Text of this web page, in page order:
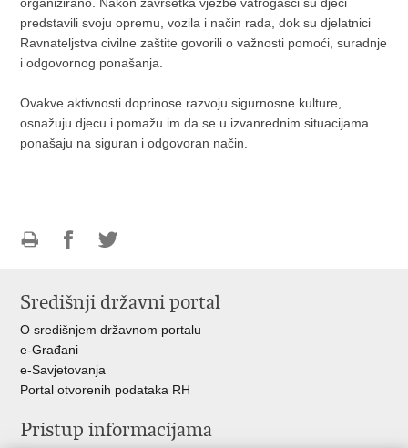
predstavili svoju opremu, vozila i način rada, dok su djelatnici
Ravnateljstva civilne zaštite govorili o važnosti pomoći, suradnje
i odgovornog ponašanja.
Ovakve aktivnosti doprinose razvoju sigurnosne kulture,
osnažuju djecu i pomažu im da se u izvanrednim situacijama
ponašaju na siguran i odgovoran način.
FacebookuTwitteru
Središnji državni portal
O središnjem državnom portalu
e-Građani
e-Savjetovanja
Portal otvorenih podataka RH
Pristup informacijama